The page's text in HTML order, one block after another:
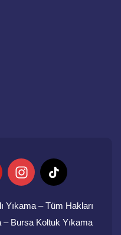
Yıkama – Tüm Hakları
– Bursa Koltuk Yıkama